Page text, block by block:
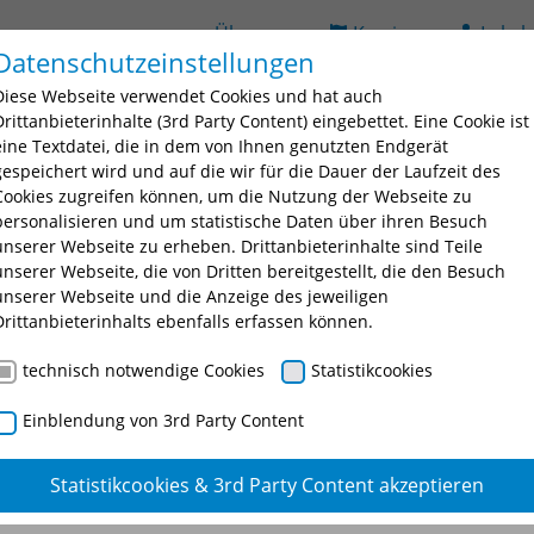
Über uns Karriere
for "Ausbildung"
Submenu for "Fortbildung"
Seminarsuche(current)
Submenu for "Seminarsuche"
Bildungsorte Submenu
Seminar oder eine Seminarnummer ein.
Webseite verwendet Cookies und hat auch
(3rd Party Content) eingebettet. Eine Cookie ist
Textdatei, die in dem von Ihnen genutzten Endgerät
wird und auf die wir für die Dauer der Laufzeit des
zugreifen können, um die Nutzung der Webseite zu
und um statistische Daten über ihren Besuch
Webseite zu erheben. Drittanbieterinhalte sind Teile
Webseite, die von Dritten bereitgestellt, die den Besuch
Webseite und die Anzeige des jeweiligen
ebenfalls erfassen können.
technisch notwendige Cookies Statistikcookies
Einblendung von 3rd Party Content
Statistikcookies & 3rd Party Content akzeptieren